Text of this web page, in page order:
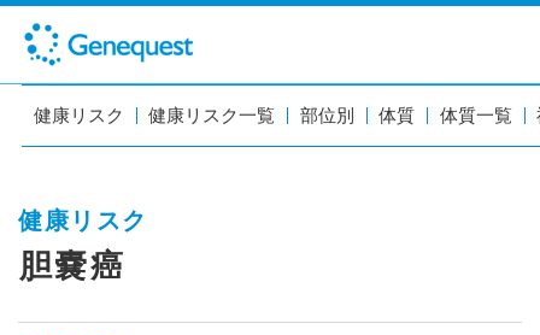
健康リスク 健康リスク一覧 部位別 体質 体質一覧
健康リスク
胆嚢癌